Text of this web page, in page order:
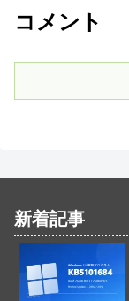
コメント
新着記事